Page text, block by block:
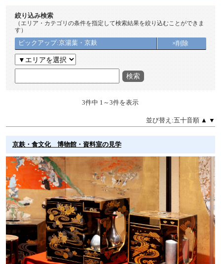
絞り込み検索
（エリア・カテゴリの条件を指定して検索結果を絞り込むことができま
す）
ピックアップ:京湯葉・京麸
×削除
検索
3件中 1～3件を表示
並び替え:五十音順 ▲ ▼
京麸・食文化 博物館・資料室の見学